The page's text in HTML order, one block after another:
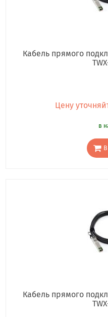
Кабель прямого
Цену
в
Кабель прямого